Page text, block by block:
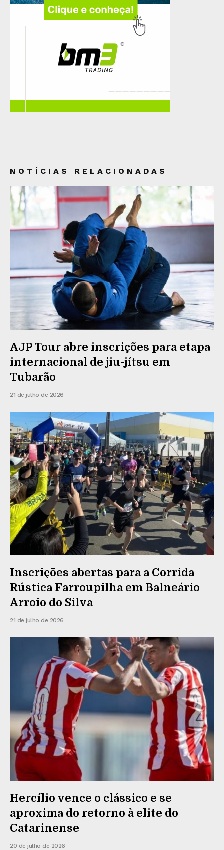
NOTÍCIAS RELACIONADAS
AJP Tour abre inscrições para etapa
internacional de jiu-jítsu em
Tubarão
21 de julho de 2026
Inscrições abertas para a Corrida
Rústica Farroupilha em Balneário
Arroio do Silva
21 de julho de 2026
Hercílio vence o clássico e se
aproxima do retorno à elite do
Catarinense
20 de julho de 2026